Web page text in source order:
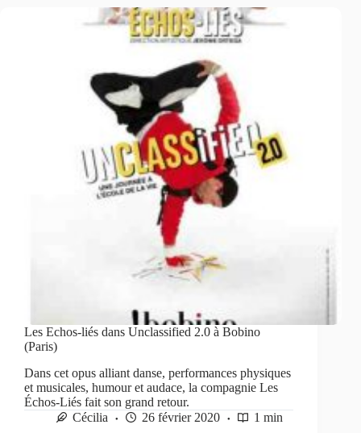
Les Echos-liés dans Unclassified 2.0 à Bobino
(Paris)
Dans cet opus alliant danse, performances physiques
et musicales, humour et audace, la compagnie Les
Échos-Liés fait son grand retour.
Cécilia
26 février 2020 1 min